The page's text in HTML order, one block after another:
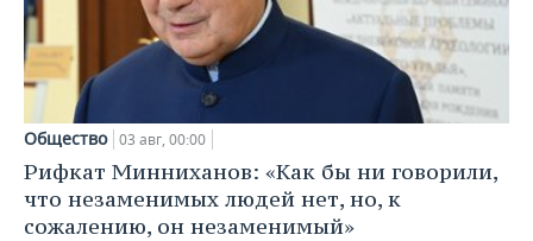
Общество 03 авг, 00:00
Рифкат Минниханов: «Как бы ни говорили,
что незаменимых людей нет, но, к
сожалению, он незаменимый»